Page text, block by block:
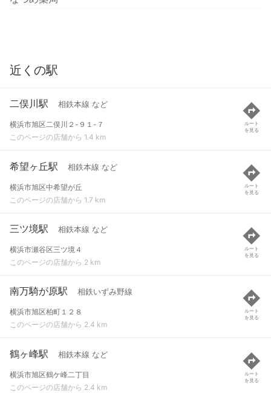
近くの駅
二俣川駅 相鉄本線 など
横浜市旭区二俣川２-９１-７
このページの店舗から 1.4 km
ルート
を見る
希望ヶ丘駅 相鉄本線 など
横浜市旭区中希望が丘
このページの店舗から 1.7 km
ルート
を見る
三ツ境駅 相鉄本線 など
横浜市瀬谷区三ツ境４
このページの店舗から 2 km
ルート
を見る
南万騎が原駅 相鉄いずみ野線
横浜市旭区柏町１２８
このページの店舗から 2.4 km
ルート
を見る
鶴ヶ峰駅 相鉄本線 など
横浜市旭区鶴ケ峰二丁目
このページの店舗から 2.4 km
ルート
を見る